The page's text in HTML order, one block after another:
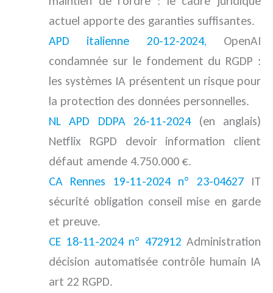
actuel apporte des garanties suffisantes.
APD italienne 20-12-2024, OpenAI
condamnée sur le fondement du RGDP :
les systèmes IA présentent un risque pour
la protection des données personnelles.
NL APD DDPA 26-11-2024(en anglais)
Netflix RGPD devoir information client
défaut amende 4.750.000 €.
CA Rennes 19-11-2024 n° 23-04627IT
sécurité obligation conseil mise en garde
et preuve.
CE 18-11-2024 n° 472912 Administration
décision automatisée contrôle humain IA
art 22 RGPD.